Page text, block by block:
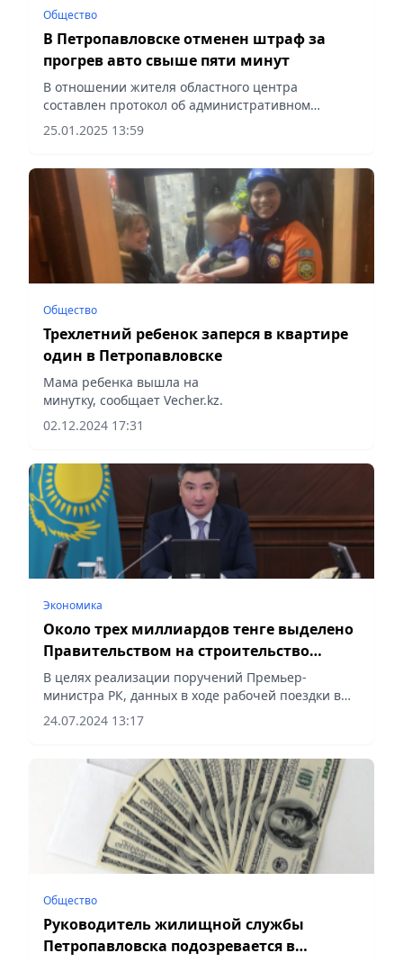
Общество
В Петропавловске отменен штраф за
прогрев авто свыше пяти минут
В отношении жителя областного центра
составлен протокол об административном
правонарушении, сообщает
Vecher.kz. Надзорным органом в рамках анализа
Кодекса...
25.01.2025 13:59
Общество
Трехлетний ребенок заперся в квартире
один в Петропавловске
Мама ребенка вышла на
минутку, сообщает Vecher.kz.
02.12.2024 17:31
Экономика
Около трех миллиардов тенге выделено
Правительством на строительство
автодорожного путепровода в
Петропавловске
В целях реализации поручений Премьер-
министра РК, данных в ходе рабочей поездки в
СКО, принято постановление Правительства о
выделении 2,9 млрд тенге на строительство
24.07.2024 13:17
Общество
Руководитель жилищной службы
Петропавловска подозревается в